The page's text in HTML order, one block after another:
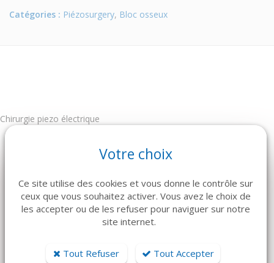
Catégories : Piézosurgery, Bloc osseux
Chirurgie piezo électrique
ARTICLES CONNEXES
Dans la même famille de produits, découvrez également ces
Votre choix
Ce site utilise des cookies et vous donne le contrôle sur
ceux que vous souhaitez activer. Vous avez le choix de
les accepter ou de les refuser pour naviguer sur notre
site internet.
Tout Refuser Tout Accepter